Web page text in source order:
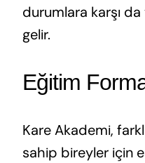
durumlara karşı
gelir.
Eğitim
Kare Akademi,
sahip bireyler için